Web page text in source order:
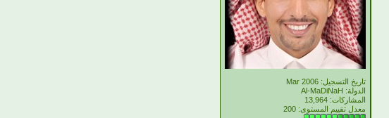
تاريخ التسجيل: Mar 2006
الدولة: Al-MaDiNaH
المشاركات: 13,964
معدل تقييم المستوى: 200